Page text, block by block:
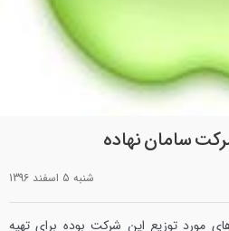
سامان نهاده
شنبه 5 اسفند 1396
مورد توزیع این شرکت بوده برای تهیه